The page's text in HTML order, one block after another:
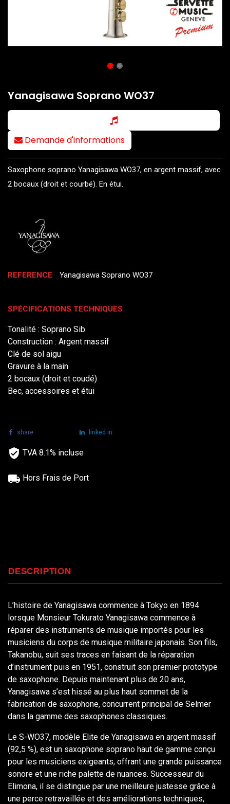
Yanagisawa Soprano WO37
Demande d'informations
Saxophone soprano Yanagisawa WO37, en argent massif, avec
2 bocaux (droit et courbé). En étui.
REFERENCE Yanagisawa Soprano WO37
SPÉCIFICATIONS TECHNIQUES
Tonalité : Soprano Sib
Construction : Argent massif
Clé de sol aigu
Gravure à la main
2 bocaux (droit et coudé)
Bec, accessoires et étui
share linked in
TVA 8.1% incluse
Hors Frais de Port
DESCRIPTION
L’histoire de Yanagisawa commence à Tokyo en 1894
lorsque Monsieur Tokurato Yanagisawa commence à
réparer des instruments de musique importés pour les
musiciens du corps de musique militaire japonais. Son fils,
Takanobu, suit ses traces en faisant de la réparation
d’instrument puis en 1951, construit son premier prototype
de saxophone. Depuis maintenant plus de 20 ans,
Yanagisawa s’est hissé au plus haut sommet de la
fabrication de saxophone, concurrent principal de Selmer
dans la gamme des saxophones classiques.
Le S-WO37, modèle Elite de Yanagisawa en argent massif
(92,5 %), est un saxophone soprano haut de gamme conçu
pour les musiciens exigeants, offrant une grande puissance
sonore et une riche palette de nuances. Successeur du
Elimona, il se distingue par une meilleure justesse grâce à
une perce retravaillée et des améliorations techniques,